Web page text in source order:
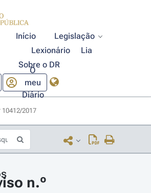
Início
Legislação
Lexionário
Lia
Sobre o DR
O
meu
Diário
10412/2017
n.º